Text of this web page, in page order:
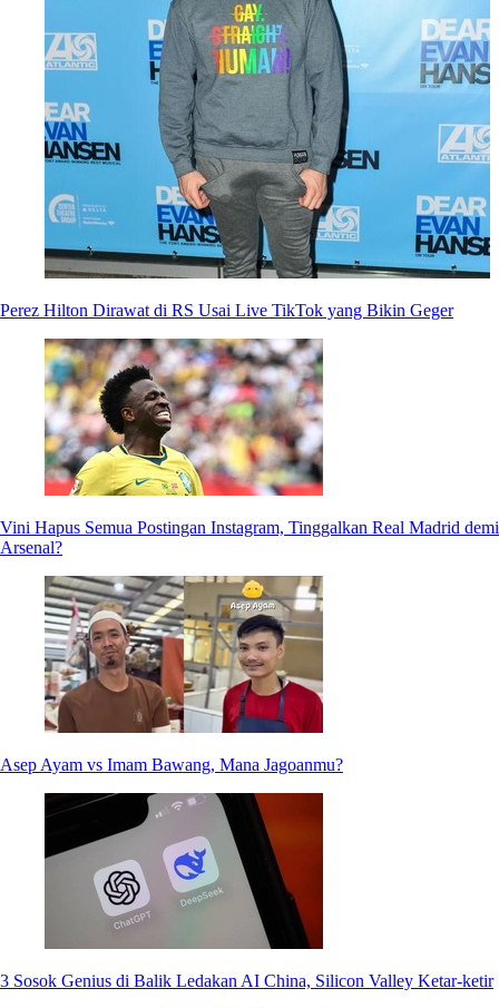
Perez Hilton Dirawat di RS Usai Live TikTok yang Bikin Geger
Vini Hapus Semua Postingan Instagram, Tinggalkan Real Madrid demi
Arsenal?
Asep Ayam vs Imam Bawang, Mana Jagoanmu?
3 Sosok Genius di Balik Ledakan AI China, Silicon Valley Ketar-ketir